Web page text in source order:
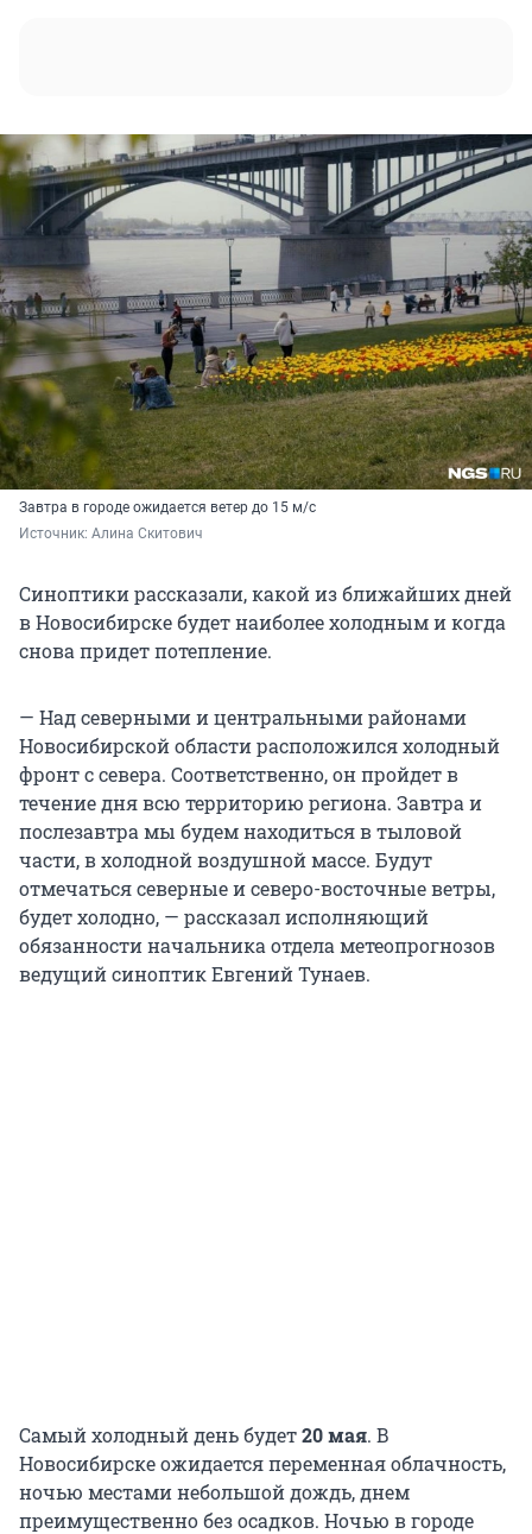
Завтра в городе ожидается ветер до 15 м/с
Источник: Алина Скитович
Синоптики рассказали, какой из ближайших дней
в Новосибирске будет наиболее холодным и когда
снова придет потепление.
— Над северными и центральными районами
Новосибирской области расположился холодный
фронт с севера. Соответственно, он пройдет в
течение дня всю территорию региона. Завтра и
послезавтра мы будем находиться в тыловой
части, в холодной воздушной массе. Будут
отмечаться северные и северо-восточные ветры,
будет холодно, — рассказал исполняющий
обязанности начальника отдела метеопрогнозов
ведущий синоптик Евгений Тунаев.
Самый холодный день будет20 мая. В
Новосибирске ожидается переменная облачность,
ночью местами небольшой дождь, днем
преимущественно без осадков. Ночью в городе